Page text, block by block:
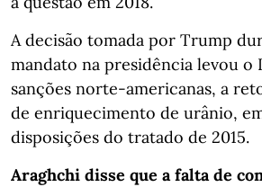
A decisão tomada por Trump
mandato na presidência levou o
sanções norte-americanas, a
de enriquecimento de urânio,
disposições do tratado de 2015.
Araghchi disse que a falta de